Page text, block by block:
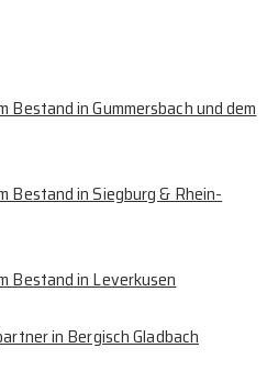
Bestand in Gummersbach und dem
Bestand in Siegburg & Rhein-
Bestand in Leverkusen
in Bergisch Gladbach